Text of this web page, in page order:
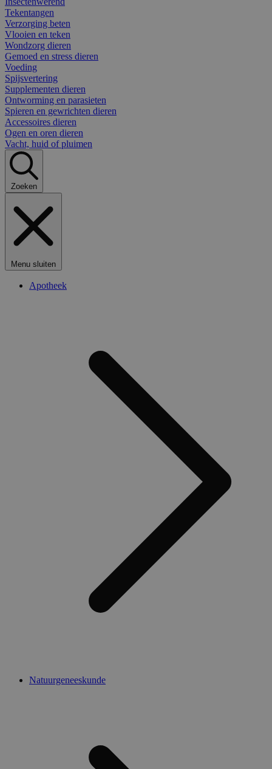
Tekentangen
Verzorging beten
Vlooien en teken
Wondzorg dieren
Gemoed en stress dieren
Voeding
Spijsvertering
Supplementen dieren
Ontworming en parasieten
Spieren en gewrichten dieren
Accessoires dieren
Ogen en oren dieren
Vacht, huid of pluimen
Zoeken
Menu sluiten
Apotheek
Natuurgeneeskunde